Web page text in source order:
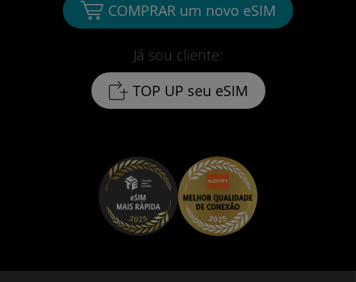
Já sou cliente:
TOP UP seu eSIM
COMPRAR um novo eSIM